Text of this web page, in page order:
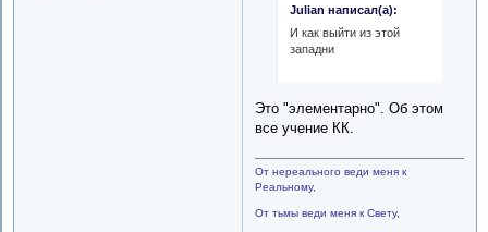
Julian написал(а):
И как выйти из этой
западни
Это "элементарно". Об этом
все учение КК.
От нереального веди меня к
Реальному,
От тьмы веди меня к Свету,